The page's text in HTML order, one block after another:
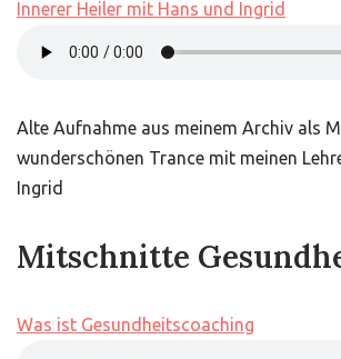
Innerer Heiler mit Hans und Ingrid
Alte Aufnahme aus meinem Archiv als
wunderschönen Trance mit meinen
Ingrid
Mitschnitte
Was ist Gesundheitscoaching